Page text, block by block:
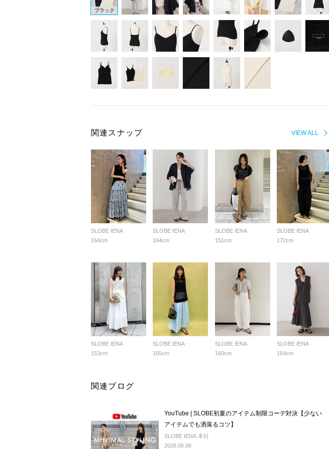
ブラック
VIEW ALL
関連スナップ
SLOBE IENA
164cm
SLOBE IENA
164cm
SLOBE IENA
151cm
SLOBE IENA
172cm
SLOBE IENA
153cm
SLOBE IENA
165cm
SLOBE IENA
160cm
SLOBE IENA
164cm
関連ブログ
YouTube | SLOBE初夏のアイテム制限コーデ対決【少ない
アイテムでも洒落るコツ】
SLOBE IENA 本社
2026.06.06